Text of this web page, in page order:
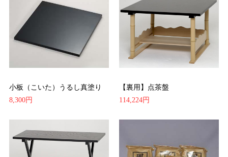
小板（こいた）うるし真塗り
8,300円
【裏用】点茶盤
114,224円